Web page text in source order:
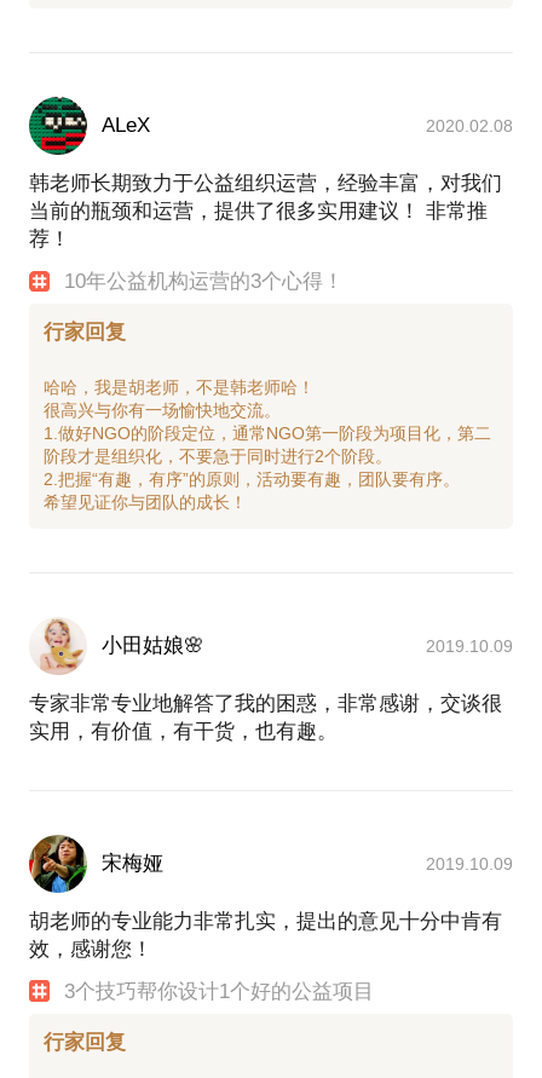
ALeX 2020.02.08
韩老师长期致力于公益组织运营，经验丰富，对我们
当前的瓶颈和运营，提供了很多实用建议！ 非常推
荐！
10年公益机构运营的3个心得！
行家回复
哈哈，我是胡老师，不是韩老师哈！
很高兴与你有一场愉快地交流。
1.做好NGO的阶段定位，通常NGO第一阶段为项目化，第二
阶段才是组织化，不要急于同时进行2个阶段。
2.把握“有趣，有序”的原则，活动要有趣，团队要有序。
小田姑娘🌸 2019.10.09
专家非常专业地解答了我的困惑，非常感谢，交谈很
实用，有价值，有干货，也有趣。
宋梅娅 2019.10.09
胡老师的专业能力非常扎实，提出的意见十分中肯有
效，感谢您！
3个技巧帮你设计1个好的公益项目
行家回复